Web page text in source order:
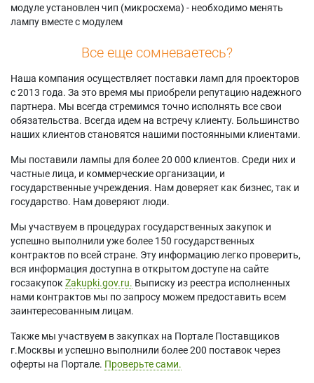
модуле установлен чип (микросхема) - необходимо менять
лампу вместе с модулем
Все еще сомневаетесь?
Наша компания осуществляет поставки ламп для проекторов
с 2013 года. За это время мы приобрели репутацию надежного
партнера. Мы всегда стремимся точно исполнять все свои
обязательства. Всегда идем на встречу клиенту. Большинство
наших клиентов становятся нашими постоянными клиентами.
Мы поставили лампы для более 20 000 клиентов. Среди них и
частные лица, и коммерческие организации, и
государственные учреждения. Нам доверяет как бизнес, так и
государство. Нам доверяют люди.
Мы участвуем в процедурах государственных закупок и
успешно выполнили уже более 150 государственных
контрактов по всей стране. Эту информацию легко проверить,
вся информация доступна в открытом доступе на сайте
госзакупок Zakupki.gov.ru. Выписку из реестра исполненных
нами контрактов мы по запросу можем предоставить всем
заинтересованным лицам.
Также мы участвуем в закупках на Портале Поставщиков
г.Москвы и успешно выполнили более 200 поставок через
оферты на Портале. Проверьте сами.